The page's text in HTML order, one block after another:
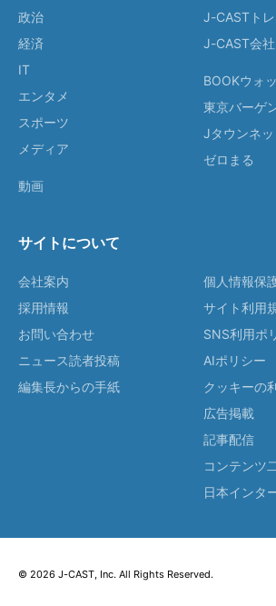
政治
経済
IT
エンタメ
スポーツ
メディア
動画
J-CASTト
J-CAST会
BOOKウォ
東京バーゲ
Jタウンネッ
ゼロまる
サイトについて
会社案内
採用情報
お問い合わせ
ニュース読者投稿
編集長からの手紙
個人情報保
サイト利用
SNS利用ポ
AIポリシー
クッキーの
広告掲載
記事配信
コンテンツ
日本インタ
© 2026 J-CAST, Inc. All Rights Reserved.